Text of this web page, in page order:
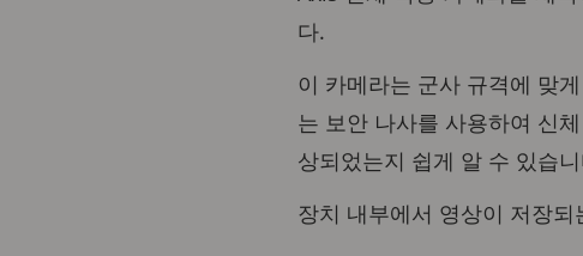
다.
이 카메라는 군사 규격에 맞
는 보안 나사를 사용하여 신
상되었는지 쉽게 알 수 있습
장치 내부에서 영상이 저장